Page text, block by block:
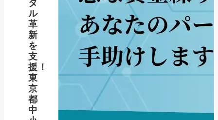
タ
ル
革
新
を
支
援！
東
京
都
中